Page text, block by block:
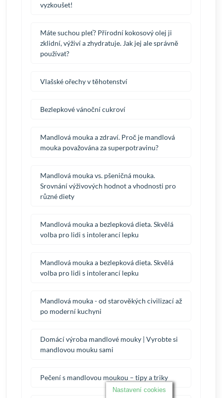
vyzkoušet!
Máte suchou pleť? Přírodní kokosový olej ji
zklidní, výživí a zhydratuje. Jak jej ale správně
používat?
Vlašské ořechy v těhotenství
Bezlepkové vánoční cukroví
Mandlová mouka a zdraví. Proč je mandlová
mouka považována za superpotravinu?
Mandlová mouka vs. pšeničná mouka.
Srovnání výživových hodnot a vhodnosti pro
různé diety
Mandlová mouka a bezlepková dieta. Skvělá
volba pro lidi s intolerancí lepku
Mandlová mouka a bezlepková dieta. Skvělá
volba pro lidi s intolerancí lepku
Mandlová mouka - od starověkých civilizací až
po moderní kuchyni
Domácí výroba mandlové mouky | Vyrobte si
mandlovou mouku sami
Pečení s mandlovou moukou – tipy a triky
Nastavení cookies